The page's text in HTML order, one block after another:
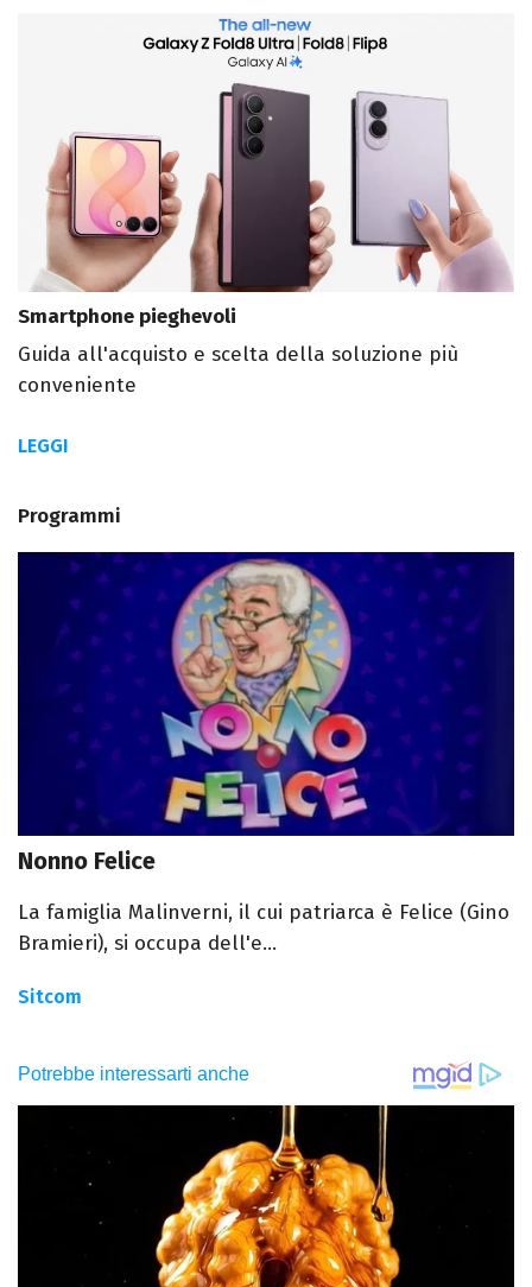
Smartphone pieghevoli
Guida all'acquisto e scelta della soluzione più
conveniente
LEGGI
Programmi
Nonno Felice
La famiglia Malinverni, il cui patriarca è Felice (Gino
Bramieri), si occupa dell'e...
Sitcom